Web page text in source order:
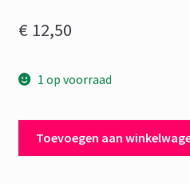
€ 12,50
1 op voorraad
Toevoegen aan